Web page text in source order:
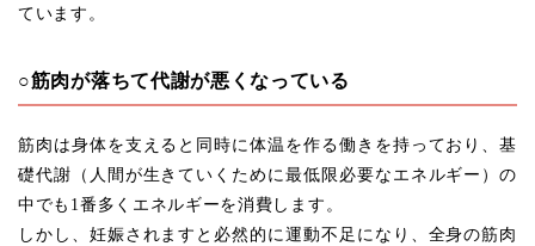
ています。
○筋肉が落ちて代謝が悪くなっている
筋肉は身体を支えると同時に体温を作る働きを持っており、基
礎代謝（人間が生きていくために最低限必要なエネルギー）の
中でも1番多くエネルギーを消費します。
しかし、妊娠されますと必然的に運動不足になり、全身の筋肉